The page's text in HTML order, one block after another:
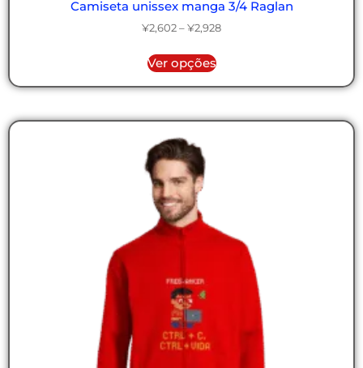
Camiseta unissex manga 3/4 Raglan
¥2,602 – ¥2,928
Ver opções